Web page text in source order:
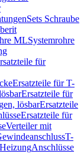
Sets Schraube
MLSystemrohre
für
Ersatzteile für T-
Ersatzteile für
lösbarErsatzteile
Ersatzteile für
Verteiler mit
T-
Anschlüsse